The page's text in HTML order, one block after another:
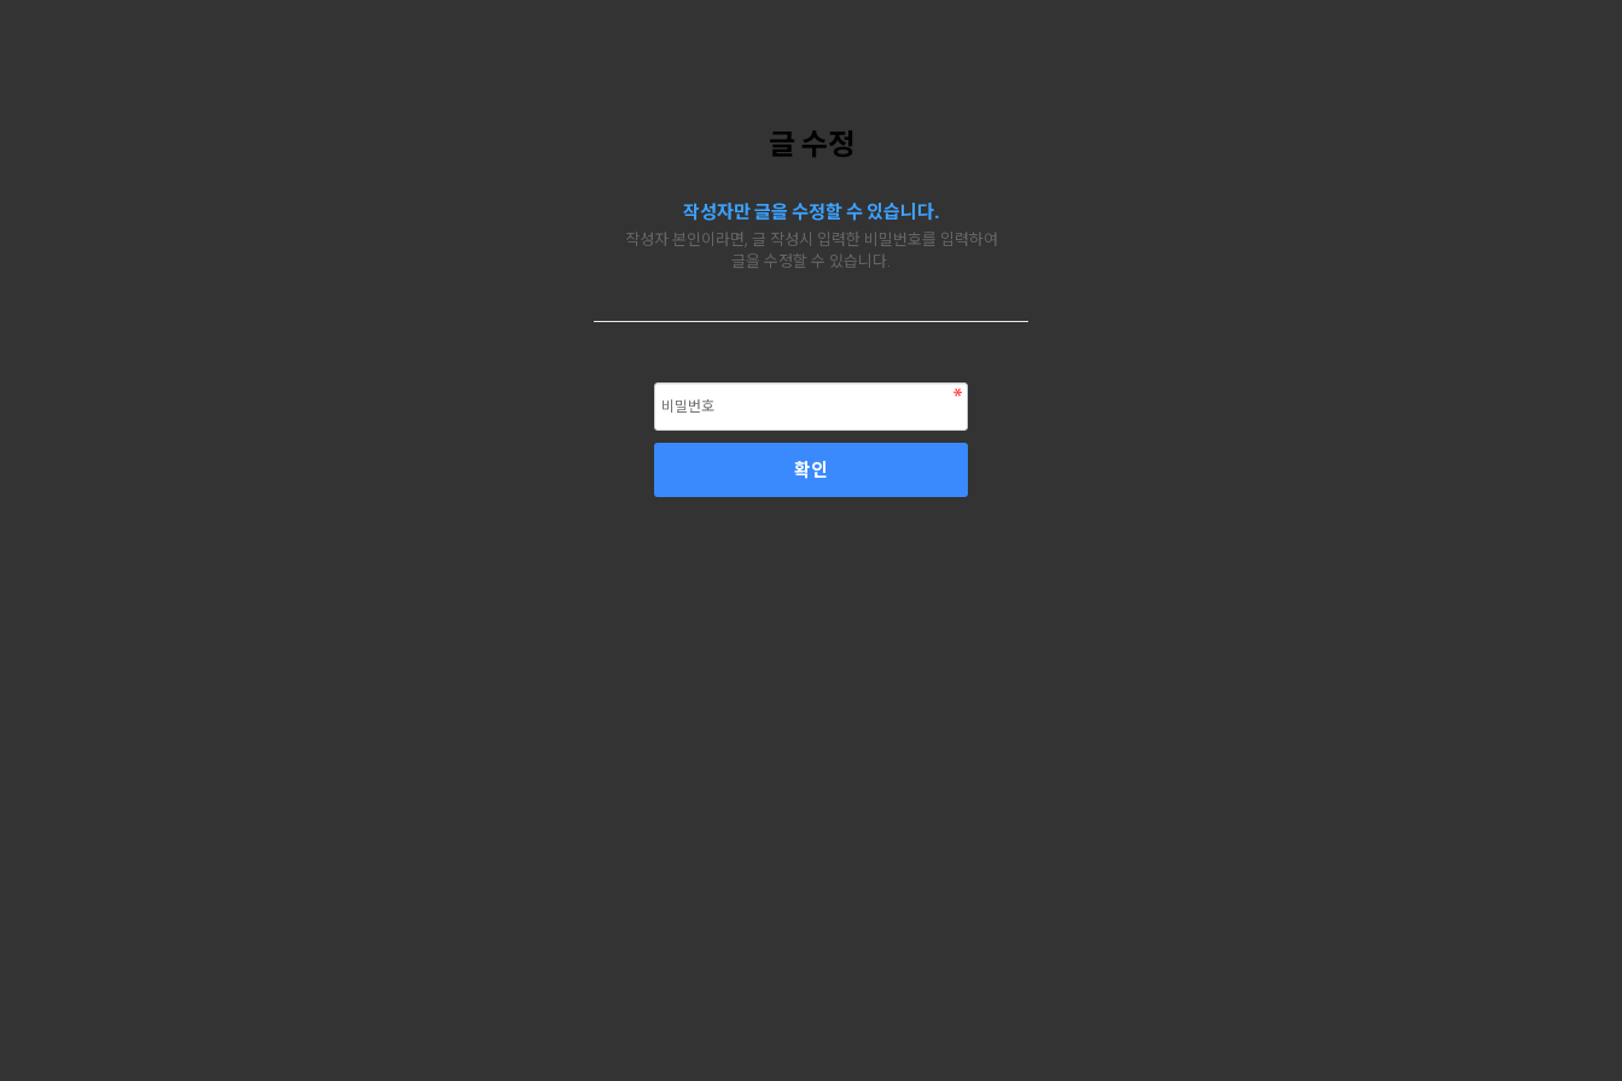
글 수정
작성자만 글을 수정할 수 있습니다.
작성자 본인이라면, 글 작성시 입력한 비밀번호를 입력하여
글을 수정할 수 있습니다.